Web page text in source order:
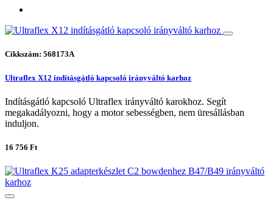
Cikkszám: 568173A
Ultraflex X12 indításgátló kapcsoló irányváltó karhoz
Indításgátló kapcsoló Ultraflex irányváltó karokhoz. Segít
megakadályozni, hogy a motor sebességben, nem üresállásban
induljon.
16 756 Ft